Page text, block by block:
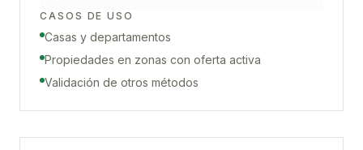
CASOS DE USO
Casas y departamentos
Propiedades en zonas con oferta activa
Validación de otros métodos